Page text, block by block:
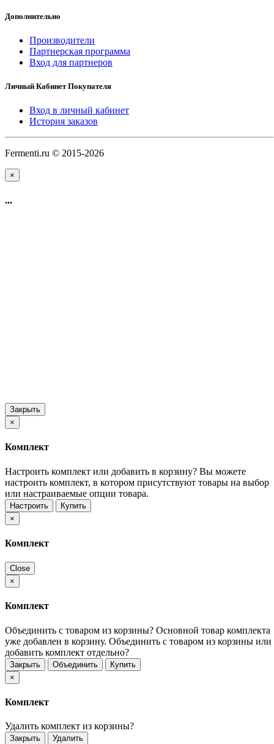
Дополнительно
Производители
Партнерская программа
Вход для партнеров
Личный Кабинет Покупателя
Вход в личный кабинет
История заказов
Fermenti.ru © 2015-2026
×
...
Закрыть
×
Комплект
Настроить комплект или добавить в корзину? Вы можете
настроить комплект, в котором присутствуют товары на выбор
или настраиваемые опции товара.
Настроить
Купить
×
Комплект
Close
×
Комплект
Объединить с товаром из корзины? Основной товар комплекта
уже добавлен в корзину. Объединить с товаром из корзины или
добавить комплект отдельно?
Закрыть Объединить
Купить
×
Комплект
Удалить комплект из корзины?
Закрыть Удалить